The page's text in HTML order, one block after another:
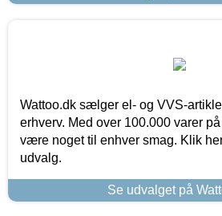
Wattoo.dk sælger el- og VVS-
erhverv. Med over 100.000 varer
være noget til enhver smag. Klik
udvalg.
Se udvalget på